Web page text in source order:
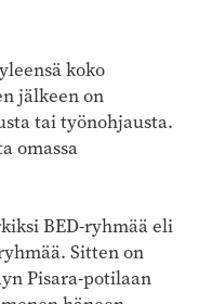
koko
jälkeen on
tai työnohjausta.
omassa
BED-ryhmää eli
Sitten on
Pisara-potilaan